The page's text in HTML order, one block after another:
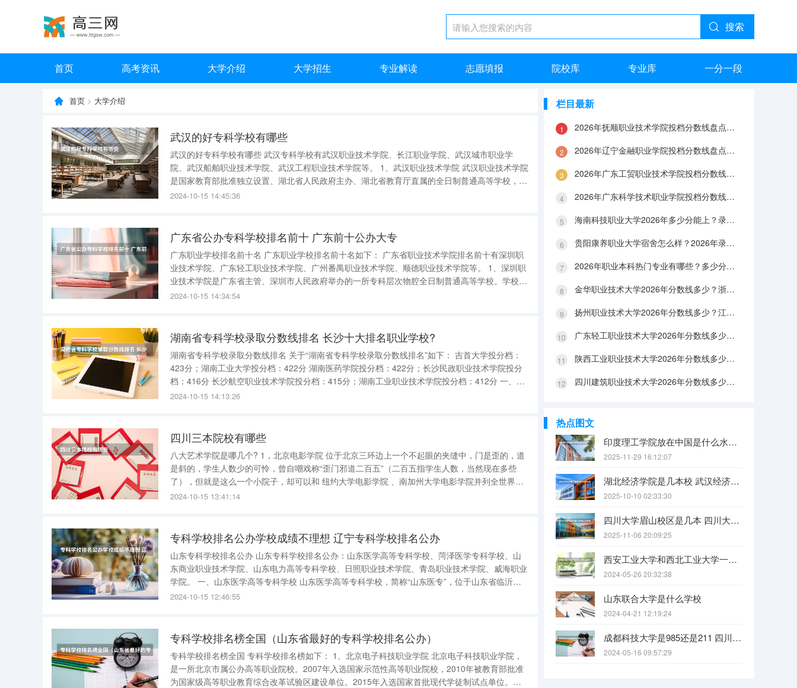
搜索
首页 高考资讯 大学介绍 大学招生 专业解读 志愿填报 院校库 专业库 一分一段
首页 > 大学介绍
武汉的好专科学校有哪些
武汉的好专科学校有哪些 武汉专科学校有武汉职业技术学院、长江职业学院、武汉城市职业学
院、武汉船舶职业技术学院、武汉工程职业技术学院等。 1、武汉职业技术学院 武汉职业技术学院
是国家教育部批准独立设置、湖北省人民政府主办、湖北省教育厅直属的全日制普通高等学校，最
早办学历史可以追溯到1972年。学校坐拥“武汉·中国光谷”的中心地利，开创了区域化、国际化、
2024-10-15 14:45:36
广东省公办专科学校排名前十 广东前十公办大专
广东职业学校排名前十名 广东职业学校排名前十名如下： 广东省职业技术学院排名前十有深圳职
业技术学院、广东轻工职业技术学院、广州番禺职业技术学院、顺德职业技术学院等。 1、深圳职
业技术学院是广东省主管、深圳市人民政府举办的一所专科层次物腔全日制普通高等学校。学校创
建于1993年，原名深圳高等职业技术学院，1997年更为现名，2001年学校先后与国内129所高校
2024-10-15 14:34:54
湖南省专科学校录取分数线排名 长沙十大排名职业学校?
湖南省专科学校录取分数线排名 关于“湖南省专科学校录取分数线排名”如下： 吉首大学投分档：
423分；湖南工业大学投分档：422分 湖南医药学院投分档：422分；长沙民政职业技术学院投分
档：416分 长沙航空职业技术学院投分档：415分；湖南工业职业技术学院投分档：412分 一、吉
首大学 吉首大学，简称“吉大”，学校地跨湖南省湘西土家族苗族自治州和张家界市两地办学，
2024-10-15 14:13:26
四川三本院校有哪些
八大艺术学院是哪几个? 1，北京电影学院 位于北京三环边上一个不起眼的夹缝中，门是歪的，道
是斜的，学生人数少的可怜，曾自嘲戏称“歪门邪道二百五”（二百五指学生人数，当然现在多些
了），但就是这么一个小院子，却可以和 纽约大学电影学院 、南加州大学电影学院并列全世界电
影专业大学前三甲！让无数热爱电影的人魂牵梦绕。 北京电影学院在影视业内的影响非常大，在
2024-10-15 13:41:14
专科学校排名公办学校成绩不理想 辽宁专科学校排名公办
山东专科学校排名公办 山东专科学校排名公办：山东医学高等专科学校、菏泽医学专科学校、山
东商业职业技术学院、山东电力高等专科学校、日照职业技术学院、青岛职业技术学院、威海职业
学院。 一、山东医学高等专科学校 山东医学高等专科学校，简称“山东医专”，位于山东省临沂
市，是一所由山东省人民政府举办，并经中华人民共和国教育部批准设立的省属全日制普通高等学
2024-10-15 12:46:55
专科学校排名榜全国（山东省最好的专科学校排名公办）
专科学校排名榜全国 专科学校排名榜如下： 1、北京电子科技职业学院 北京电子科技职业学院，
是一所北京市属公办高等职业院校。2007年入选国家示范性高等职业院校，2010年被教育部批准
为国家级高等职业教育综合改革试验区建设单位。2015年入选国家首批现代学徒制试点单位。
栏目最新
2026年抚顺职业技术学院投档分数线盘点：录取分数、生活与就业指南
2026年辽宁金融职业学院投档分数线盘点：录取分数、生活与就业指南
2026年广东工贸职业技术学院投档分数线盘点：录取分数、生活与就业指南
2026年广东科学技术职业学院投档分数线盘点：录取分数、生活与就业指南
海南科技职业大学2026年多少分能上？录取分数线与生活成本解答
贵阳康养职业大学宿舍怎么样？2026年录取分数、费用及入学手续
2026年职业本科热门专业有哪些？多少分能上？绿牌专业有哪些？
金华职业技术大学2026年分数线多少？浙江考生563分能上吗？机械专业好就业吗？
扬州职业技术大学2026年分数线多少？江苏考生528分能上吗？医养照护好就业吗？
广东轻工职业技术大学2026年分数线多少？广东考生542分能上吗？
陕西工业职业技术大学2026年分数线多少？陕西考生355分能上吗？机械专业好就业吗？
四川建筑职业技术大学2026年分数线多少？四川考生510分能上吗？建筑专业好就业吗？
热点图文
印度理工学院放在中国是什么水平？
2025-11-29 16:12:07
湖北经济学院是几本校 武汉经济学院是几本
2025-10-10 02:33:30
四川大学眉山校区是几本 四川大学锦江学院是几本？咋样？
2025-11-06 20:09:25
西安工业大学和西北工业大学一样吗
2024-05-26 20:32:38
山东联合大学是什么学校
2024-04-21 12:19:24
成都科技大学是985还是211 四川科技大学全国排名
2024-05-16 09:57:29